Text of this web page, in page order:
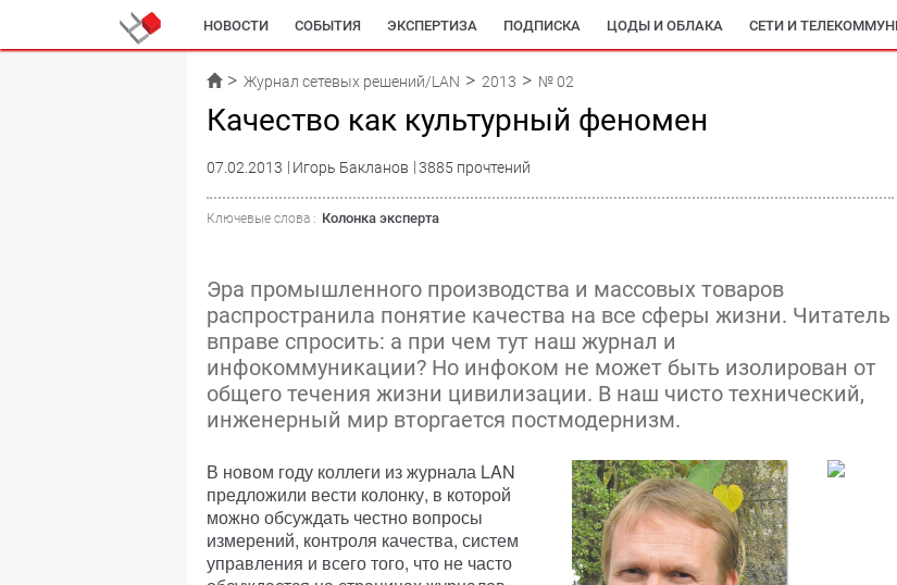
НОВОСТИ СОБЫТИЯ ЭКСПЕРТИЗА ПОДПИСКА ЦОДЫ И ОБЛАКА СЕТИ И
Журнал сетевых решений/LAN 2013 № 02
Качество как культурный феномен
07.02.2013 Игорь Бакланов 3885 прочтений
Ключевые слова : Колонка эксперта
Эра промышленного производства и массовых товаров
распространила понятие качества на все сферы жизни. Читатель
вправе спросить: а при чем тут наш журнал и
инфокоммуникации? Но инфоком не может быть изолирован от
общего течения жизни цивилизации. В наш чисто технический,
инженерный мир вторгается постмодернизм.
В новом году коллеги из журнала LAN
предложили вести колонку, в которой
можно обсуждать честно вопросы
измерений, контроля качества, систем
управления и всего того, что не часто